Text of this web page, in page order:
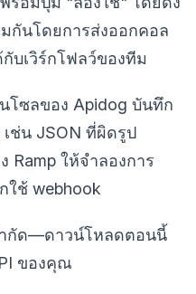
กันโดยการส่งออกคอล
บเวิร์กโฟลว์ของทีม
โซลของ Apidog บันทึก
ช่น JSON ที่ผิดรูป
Ramp ให้จำลองการ
ใช้ webhook
ำกัด—ดาวน์โหลดตอนนี้
ของคุณ